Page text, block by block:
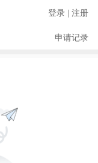
登录 | 注册
申请记录